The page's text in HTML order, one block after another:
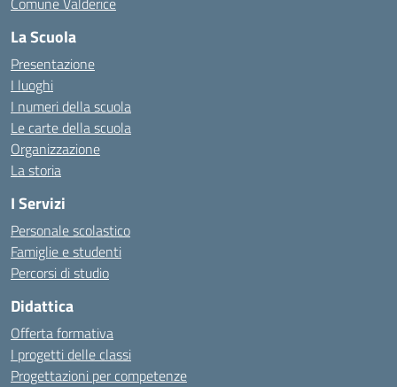
La Scuola
Presentazione
I luoghi
I numeri della scuola
Le carte della scuola
Organizzazione
La storia
I Servizi
Personale scolastico
Famiglie e studenti
Percorsi di studio
Didattica
Offerta formativa
I progetti delle classi
Progettazioni per competenze